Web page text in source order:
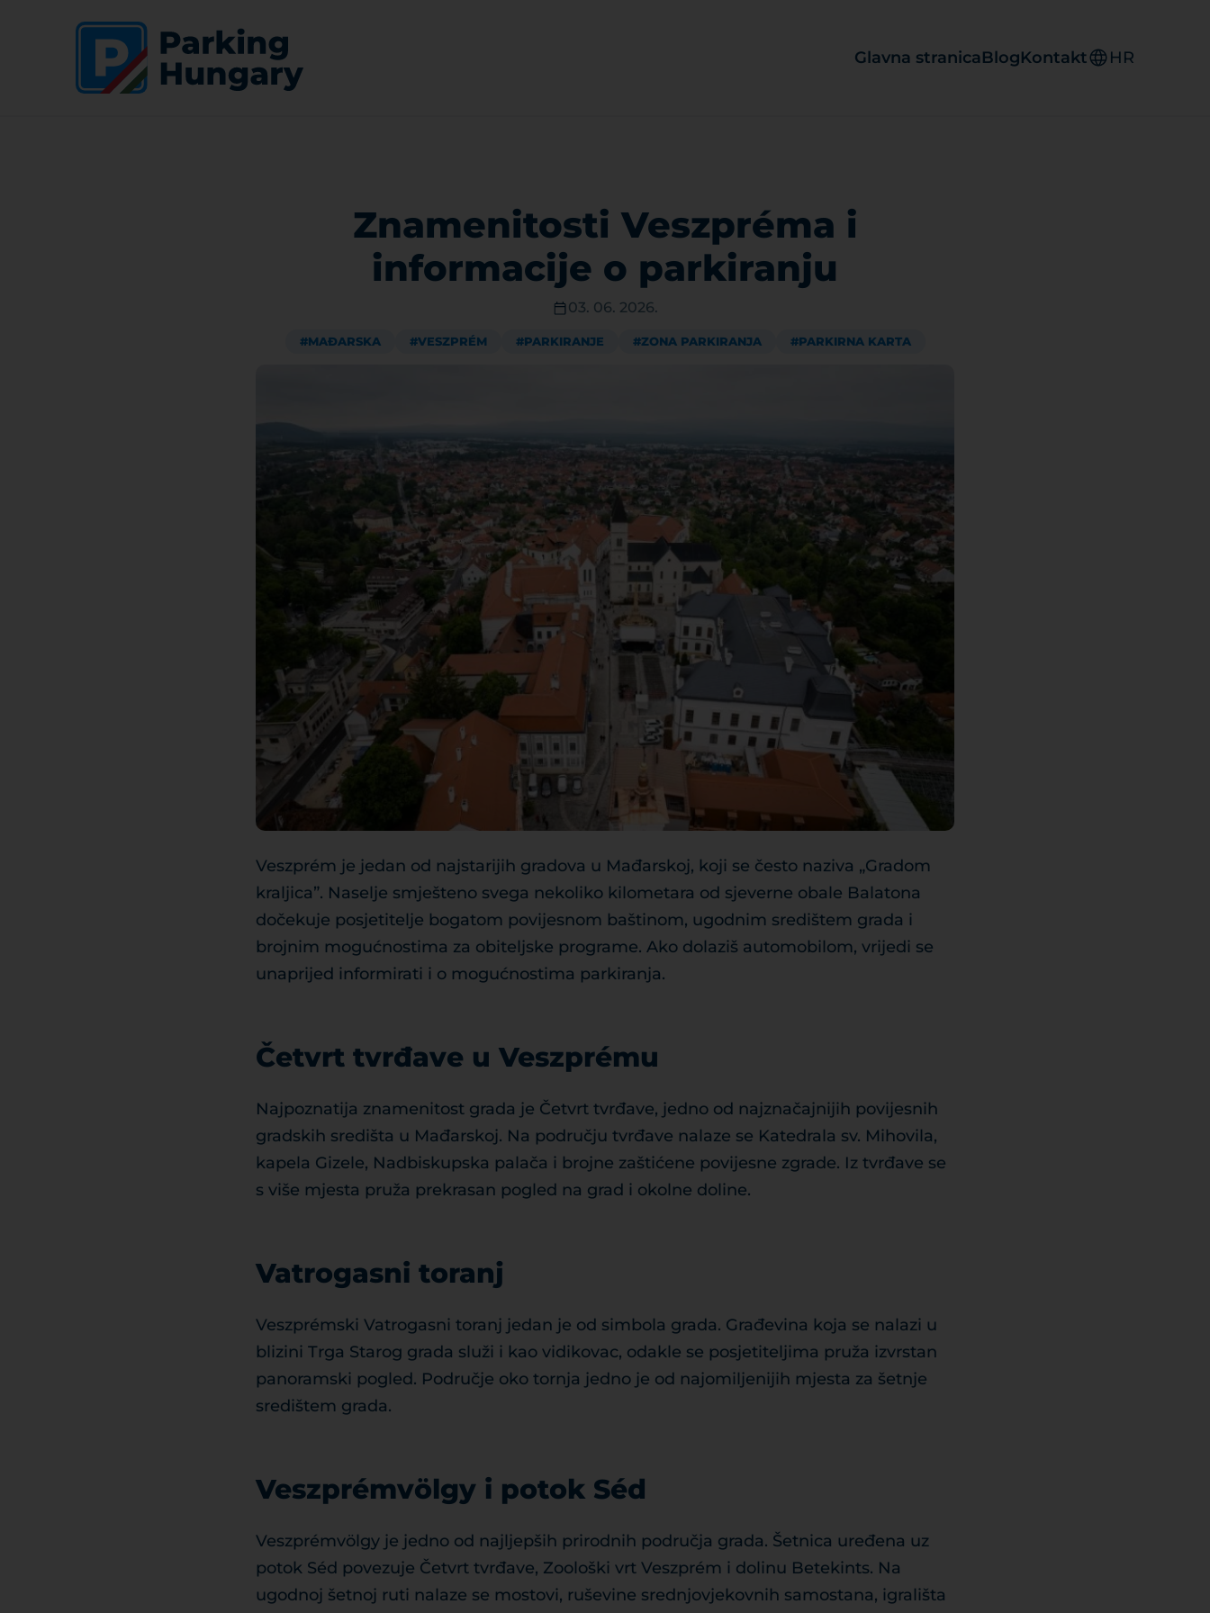
Glavna stranicaBlogKontakt HR
Znamenitosti Veszpréma i
informacije o parkiranju
03. 06. 2026.
#MAĐARSKA #VESZPRÉM #PARKIRANJE #ZONA PARKIRANJA #PARKIRNA KARTA
Veszprém je jedan od najstarijih gradova u Mađarskoj, koji se često naziva „Gradom
kraljica”. Naselje smješteno svega nekoliko kilometara od sjeverne obale Balatona
dočekuje posjetitelje bogatom povijesnom baštinom, ugodnim središtem grada i
brojnim mogućnostima za obiteljske programe. Ako dolaziš automobilom, vrijedi se
unaprijed informirati i o mogućnostima parkiranja.
Četvrt tvrđave u Veszprému
Najpoznatija znamenitost grada je Četvrt tvrđave, jedno od najznačajnijih povijesnih
gradskih središta u Mađarskoj. Na području tvrđave nalaze se Katedrala sv. Mihovila,
kapela Gizele, Nadbiskupska palača i brojne zaštićene povijesne zgrade. Iz tvrđave se
s više mjesta pruža prekrasan pogled na grad i okolne doline.
Vatrogasni toranj
Veszprémski Vatrogasni toranj jedan je od simbola grada. Građevina koja se nalazi u
blizini Trga Starog grada služi i kao vidikovac, odakle se posjetiteljima pruža izvrstan
panoramski pogled. Područje oko tornja jedno je od najomiljenijih mjesta za šetnje
središtem grada.
Veszprémvölgy i potok Séd
Veszprémvölgy je jedno od najljepših prirodnih područja grada. Šetnica uređena uz
potok Séd povezuje Četvrt tvrđave, Zoološki vrt Veszprém i dolinu Betekints. Na
ugodnoj šetnoj ruti nalaze se mostovi, ruševine srednjovjekovnih samostana, igrališta